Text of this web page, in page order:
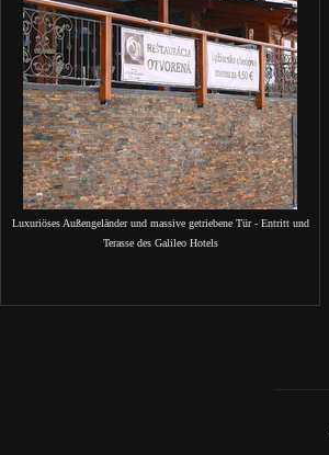
Luxuriöses Außengeländer und massive getriebene Tür - Entritt und
Terasse des Galileo Hotels